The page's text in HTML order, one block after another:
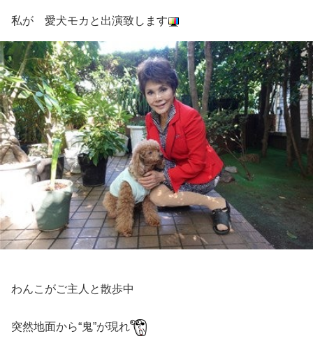
私が 愛犬モカと出演致します
わんこがご主人と散歩中
突然地面から“鬼”が現れ